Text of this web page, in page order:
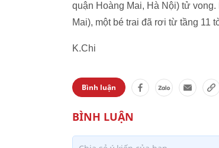
quận Hoàng Mai, Hà Nội) tử
Mai), một bé trai đã rơi từ tầng 11
K.Chi
Bình luận